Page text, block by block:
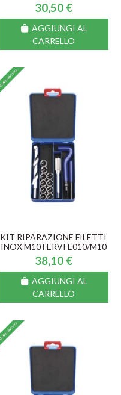
30,50 €
AGGIUNGI AL
CARRELLO
KIT RIPARAZIONE FILETTI
INOX M10 FERVI E010/M10
38,10 €
AGGIUNGI AL
CARRELLO